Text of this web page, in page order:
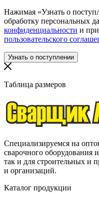
Нажимая «Узнать о
обработку персональных
конфиденциальности и
пользовательского
Таблица размеров
Специализируемся на
сварочного оборудования
так и для строительных и
и организаций.
Каталог продукции